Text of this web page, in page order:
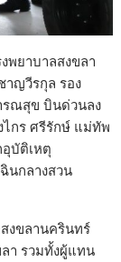
พยาบาลสงขลา
าญวีรกุล รอง
รณสุข บินด่วนลง
ไกร ศรีรักษ์ แม่ทัพ
บัติเหตุ
นกลางสวน
งขลานครินทร์
า รวมทั้งผู้แทน